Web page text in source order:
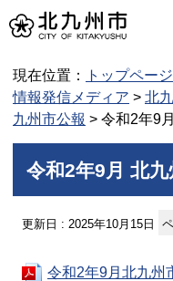
現在位置： トップページ
情報発信メディア > 北
九州市公報 > 令和2年9
令和2年9月 北九
更新日 : 2025年10月15日
令和2年9月北九州